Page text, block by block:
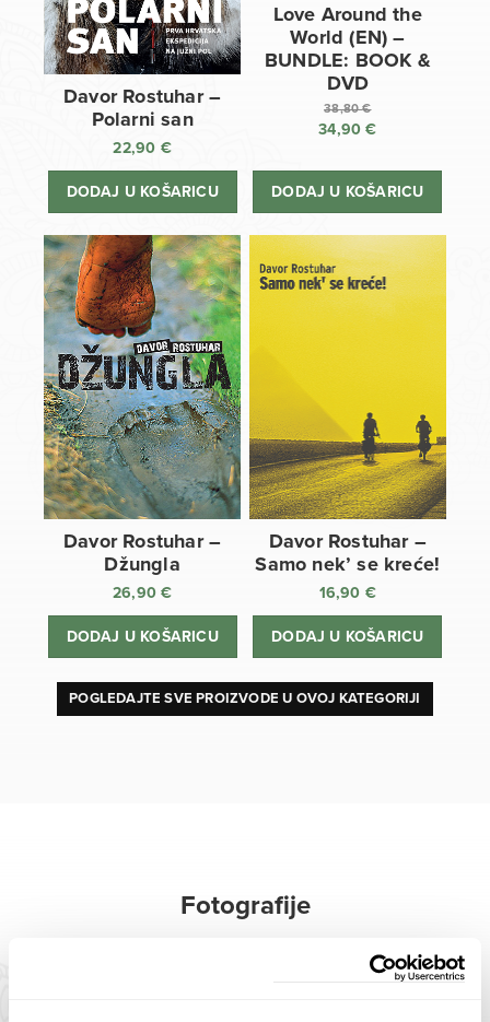
Davor Rostuhar –
Polarni san
22,90 €
DODAJ U KOŠARICU
Love Around the
World (EN) –
BUNDLE: BOOK &
DVD
38,80€
Izvorna
bila
34,90€
cijena
DODAJ U KOŠARICU
Davor Rostuhar –
Džungla
26,90€
DODAJ U KOŠARICU
Davor Rostuhar –
Samo nek’ se kreće!
16,90 €
DODAJ U KOŠARICU
POGLEDAJTE SVE PROIZVODE U OVOJ KATEGORIJI
Fotografije